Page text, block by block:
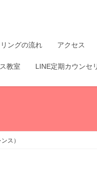
ングの流れ アクセス
教室 LINE定期カウンセ
ス）